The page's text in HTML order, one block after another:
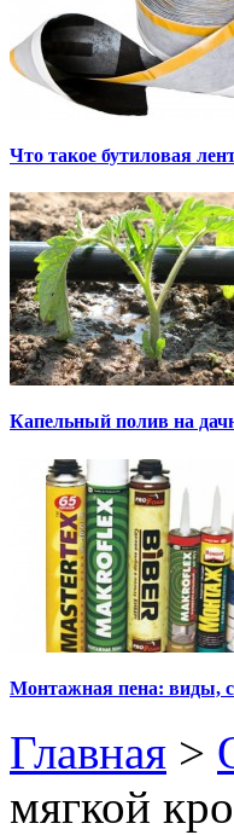
Что такое бутиловая
Капельный полив на
Монтажная пена: виды,
Главная >
мягкой